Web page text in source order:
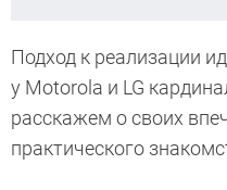
Подход к реализации
у Motorola и LG
расскажем о своих
практического